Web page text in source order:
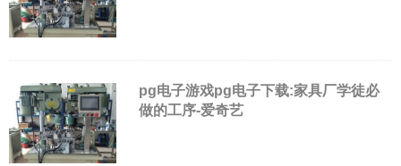
pg电子游戏pg电子下载:家具厂学徒必
做的工序-爱奇艺